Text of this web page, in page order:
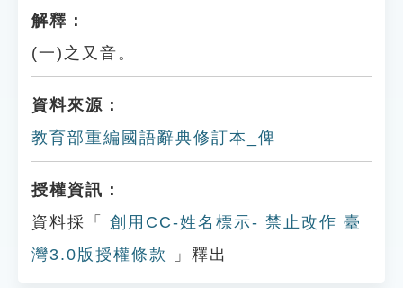
解釋：
(一)之又音。
資料來源：
教育部重編國語辭典修訂本_俾
授權資訊：
資料採「
創用CC-姓名標示- 禁止改作 臺
灣3.0版授權條款
」釋出